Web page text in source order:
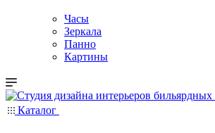
Часы
Зеркала
Панно
Картины
Каталог